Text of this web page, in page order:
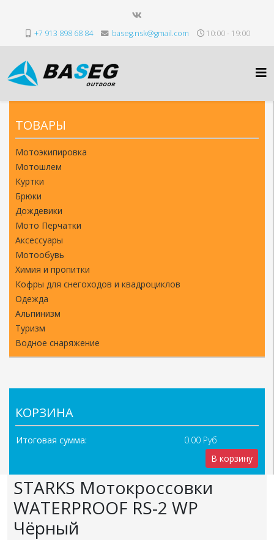
+7 913 898 68 84 baseg.nsk@gmail.com 10:00 - 19:00
ТОВАРЫ
Мотоэкипировка
Мотошлем
Куртки
Брюки
Дождевики
Мото Перчатки
Аксессуары
Мотообувь
Химия и пропитки
Кофры для снегоходов и квадроциклов
Одежда
Альпинизм
Туризм
Водное снаряжение
КОРЗИНА
Итоговая сумма:
0.00 Руб
В корзину
STARKS Мотокроссовки
WATERPROOF RS-2 WP
Чёрный